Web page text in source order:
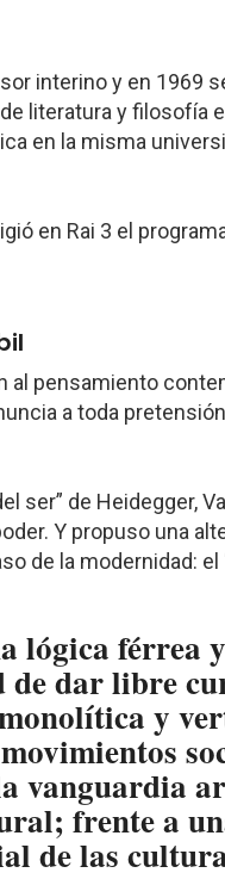
interino y en 1969
literatura y filosofía
en la misma
en Rai 3 el
al pensamiento
a toda
ser” de Heidegger,
Y propuso una
de la modernidad:
lógica férrea
de dar libre
y
vanguardia
frente a
de las